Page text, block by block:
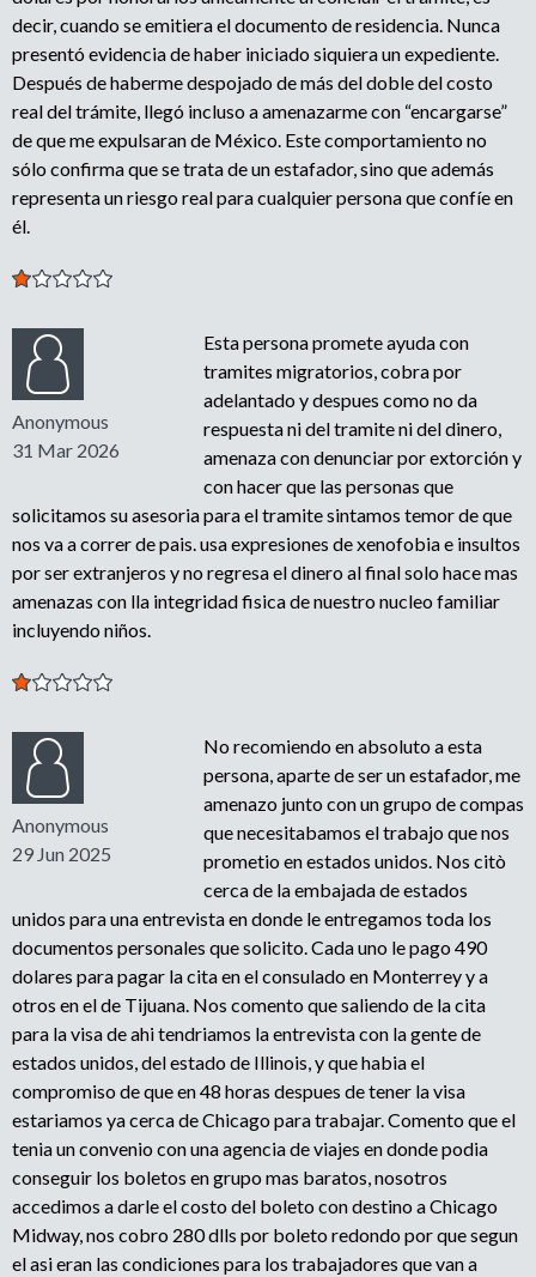
decir, cuando se emitiera el documento de residencia. Nunca
presentó evidencia de haber iniciado siquiera un expediente.
Después de haberme despojado de más del doble del costo
real del trámite, llegó incluso a amenazarme con “encargarse”
de que me expulsaran de México. Este comportamiento no
sólo confirma que se trata de un estafador, sino que además
representa un riesgo real para cualquier persona que confíe en
él.
Anonymous
31 Mar 2026
Esta persona promete ayuda con
tramites migratorios, cobra por
adelantado y despues como no da
respuesta ni del tramite ni del dinero,
amenaza con denunciar por extorción y
con hacer que las personas que
solicitamos su asesoria para el tramite sintamos temor de que
nos va a correr de pais. usa expresiones de xenofobia e insultos
por ser extranjeros y no regresa el dinero al final solo hace mas
amenazas con lla integridad fisica de nuestro nucleo familiar
incluyendo niños.
Anonymous
29 Jun 2025
No recomiendo en absoluto a esta
persona, aparte de ser un estafador, me
amenazo junto con un grupo de compas
que necesitabamos el trabajo que nos
prometio en estados unidos. Nos citò
cerca de la embajada de estados
unidos para una entrevista en donde le entregamos toda los
documentos personales que solicito. Cada uno le pago 490
dolares para pagar la cita en el consulado en Monterrey y a
otros en el de Tijuana. Nos comento que saliendo de la cita
para la visa de ahi tendriamos la entrevista con la gente de
estados unidos, del estado de Illinois, y que habia el
compromiso de que en 48 horas despues de tener la visa
estariamos ya cerca de Chicago para trabajar. Comento que el
tenia un convenio con una agencia de viajes en donde podia
conseguir los boletos en grupo mas baratos, nosotros
accedimos a darle el costo del boleto con destino a Chicago
Midway, nos cobro 280 dlls por boleto redondo por que segun
el asi eran las condiciones para los trabajadores que van a